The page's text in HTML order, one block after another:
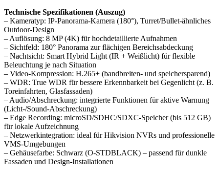
Technische Spezifikationen (Auszug)
– Kameratyp: IP-Panorama-Kamera (180°), Turret/Bullet-ähnliches
Outdoor-Design
– Auflösung: 8 MP (4K) für hochdetaillierte Aufnahmen
– Sichtfeld: 180° Panorama zur flächigen Bereichsabdeckung
– Nachtsicht: Smart Hybrid Light (IR + Weißlicht) für flexible
Beleuchtung je nach Situation
– Video-Kompression: H.265+ (bandbreiten- und speichersparend)
– WDR: True WDR für bessere Erkennbarkeit bei Gegenlicht (z. B.
Toreinfahrten, Glasfassaden)
– Audio/Abschreckung: integrierte Funktionen für aktive Warnung
(Licht-/Sound-Abschreckung)
– Edge Recording: microSD/SDHC/SDXC-Speicher (bis 512 GB)
für lokale Aufzeichnung
– Netzwerkintegration: ideal für Hikvision NVRs und professionelle
VMS-Umgebungen
– Gehäusefarbe: Schwarz (O-STDBLACK) – passend für dunkle
Fassaden und Design-Installationen